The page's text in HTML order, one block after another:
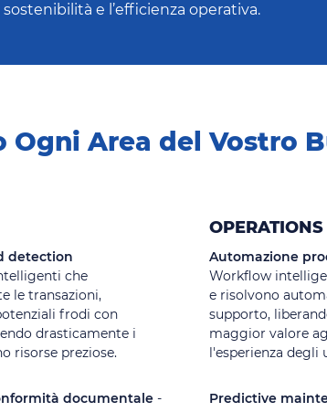
e l’efficienza operativa.
Ogni Area del Vostro
detection
che
le transazioni,
frodi con
drasticamente i
risorse preziose.
documentale -
OPERATIONS
Automazione
Workflow
e risolvono
supporto,
maggior valore
l'esperienza
Predictive